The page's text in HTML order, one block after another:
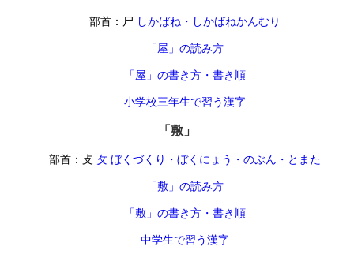
部首：尸 しかばね・しかばねかんむり
「屋」の読み方
「屋」の書き方・書き順
小学校三年生で習う漢字
「敷」
部首：攴 攵 ぼくづくり・ぼくにょう・のぶん・とまた
「敷」の読み方
「敷」の書き方・書き順
中学生で習う漢字